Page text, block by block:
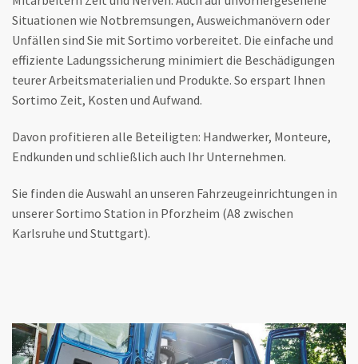
Situationen wie Notbremsungen, Ausweichmanövern oder
Unfällen sind Sie mit Sortimo vorbereitet. Die einfache und
effiziente Ladungssicherung minimiert die Beschädigungen
teurer Arbeitsmaterialien und Produkte. So erspart Ihnen
Sortimo Zeit, Kosten und Aufwand.
Davon profitieren alle Beteiligten: Handwerker, Monteure,
Endkunden und schließlich auch Ihr Unternehmen.
Sie finden die Auswahl an unseren Fahrzeugeinrichtungen in
unserer Sortimo Station in Pforzheim (A8 zwischen
Karlsruhe und Stuttgart).